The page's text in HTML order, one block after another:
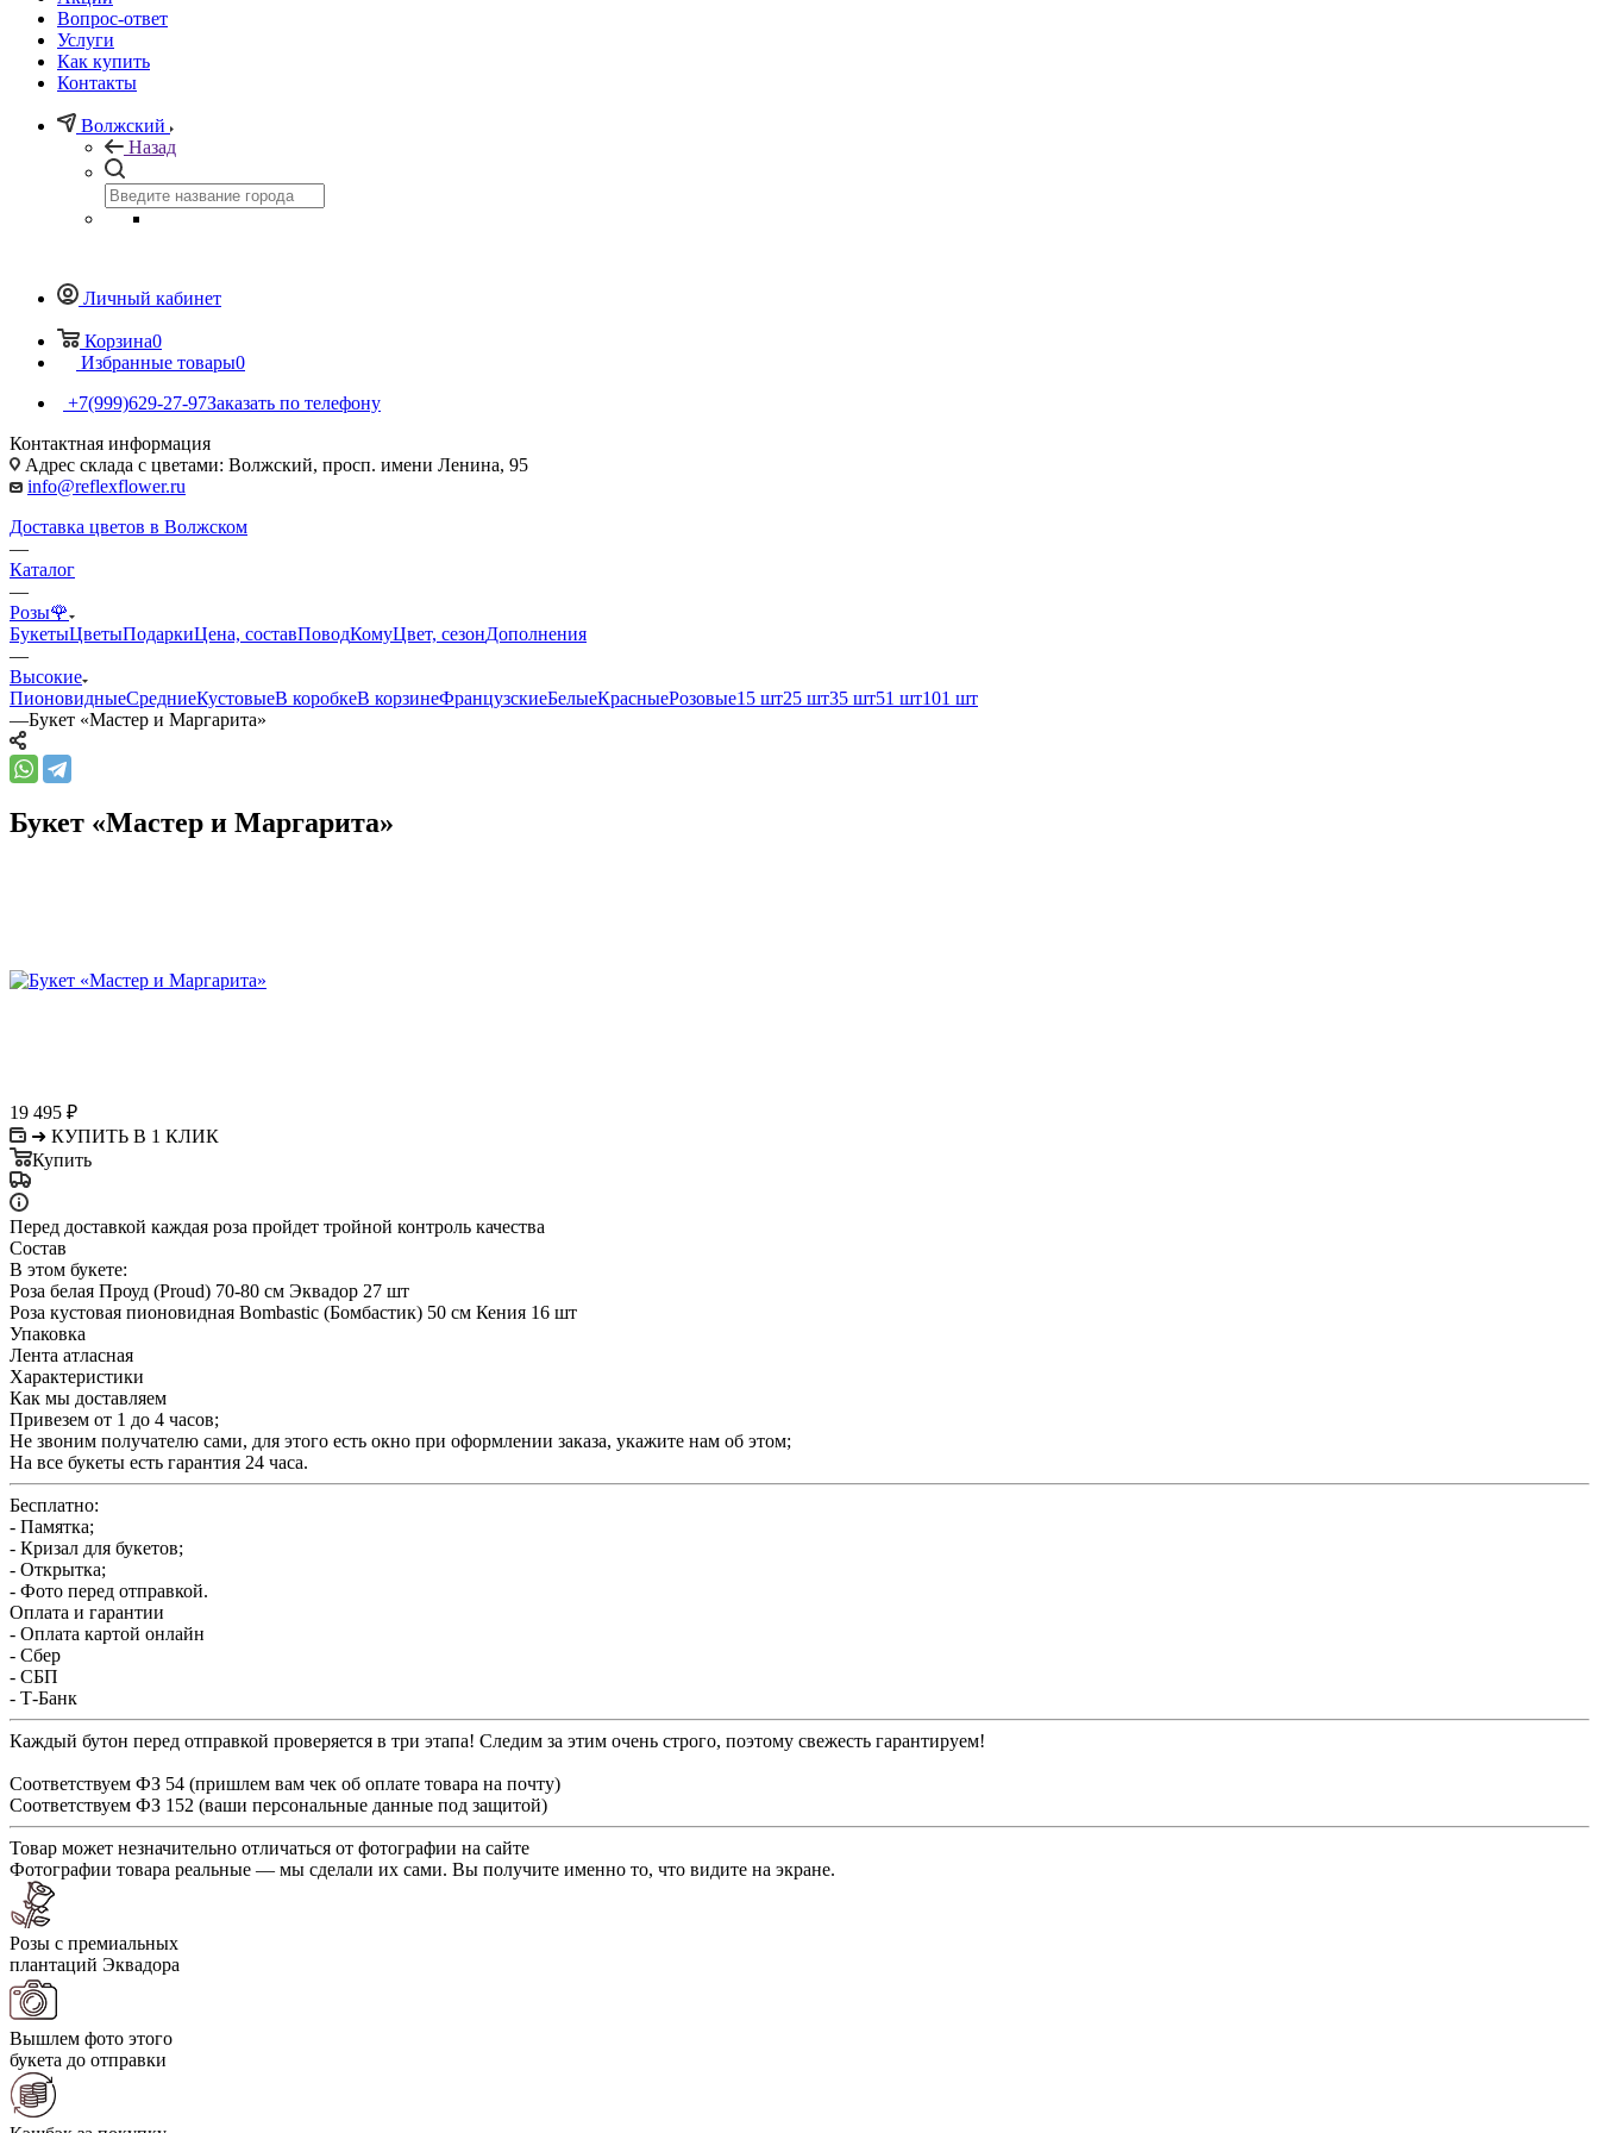
Вопрос-ответ
Услуги
Как купить
Контакты
Волжский
Назад
Личный кабинет
Корзина0
Избранные товары0
+7(999)629-27-97Заказать по телефону
Контактная информация
Адрес склада с цветами: Волжский, просп. имени Ленина, 95
info@reflexflower.ru
Доставка цветов в Волжском
—
Каталог
—
Розы🌹
БукетыЦветыПодаркиЦена, составПоводКомуЦвет, сезонДополнения
—
Высокие
ПионовидныеСредниеКустовыеВ коробкеВ корзинеФранцузскиеБелыеКрасныеРозовые15 шт25 шт35 шт51 шт101 шт
—Букет «Мастер и Маргарита»
Букет «Мастер и Маргарита»
19 495 ₽
➜ КУПИТЬ В 1 КЛИК
Купить
Перед доставкой каждая роза пройдет тройной контроль качества
Состав
В этом букете:
Роза белая Проуд (Proud) 70-80 см Эквадор 27 шт
Роза кустовая пионовидная Bombastic (Бомбастик) 50 см Кения 16 шт
Упаковка
Лента атласная
Характеристики
Как мы доставляем
Привезем от 1 до 4 часов;
Не звоним получателю сами, для этого есть окно при оформлении заказа, укажите нам об этом;
На все букеты есть гарантия 24 часа.
Бесплатно:
- Памятка;
- Кризал для букетов;
- Открытка;
- Фото перед отправкой.
Оплата и гарантии
- Оплата картой онлайн
- Сбер
- СБП
- Т-Банк
Каждый бутон перед отправкой проверяется в три этапа! Следим за этим очень строго, поэтому свежесть гарантируем!
Соответствуем ФЗ 54 (пришлем вам чек об оплате товара на почту)
Соответствуем ФЗ 152 (ваши персональные данные под защитой)
Товар может незначительно отличаться от фотографии на сайте
Фотографии товара реальные — мы сделали их сами. Вы получите именно то, что видите на экране.
Розы с премиальных
плантаций Эквадора
Вышлем фото этого
букета до отправки